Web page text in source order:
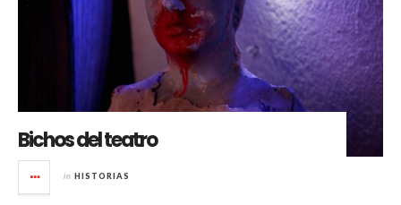
Bichos del teatro
in HISTORIAS